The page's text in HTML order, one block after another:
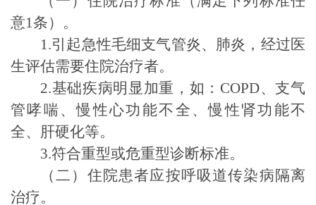
意1条） 。
1.引起急性毛细支气管炎、肺炎，经过医
生评估需要住院治疗者。
2.基础疾病明显加重，如： COPD、 支气
管哮喘、慢性心功能不全、慢性肾功能不
全、肝硬化等。
3.符合重型或危重型诊断标准。
（二）住院患者应按呼吸道传染病隔离
治疗。